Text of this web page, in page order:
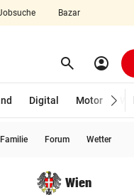
Bazar
search Suchen
account_circle
Digital Motor
Familie Forum Wetter
Wien